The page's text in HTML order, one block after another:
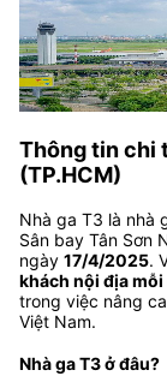
Thông tin chi
(TP.HCM)
Nhà ga T3 là nhà
Sân bay Tân Sơn
ngày 17/4/2025.
khách nội địa mỗi
trong việc nâng
Việt Nam.
Nhà ga T3 ở đâu?